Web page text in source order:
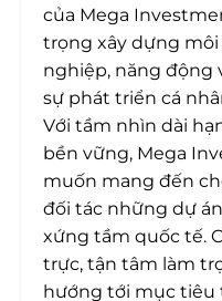
của Mega
trọng xây dựng
nghiệp, năng động
sự phát triển cá
Với tầm nhìn dài
bền vững, Mega
muốn mang đến
đối tác những dự
xứng tầm quốc tế.
trực, tận tâm làm
hướng tới mục tiêu